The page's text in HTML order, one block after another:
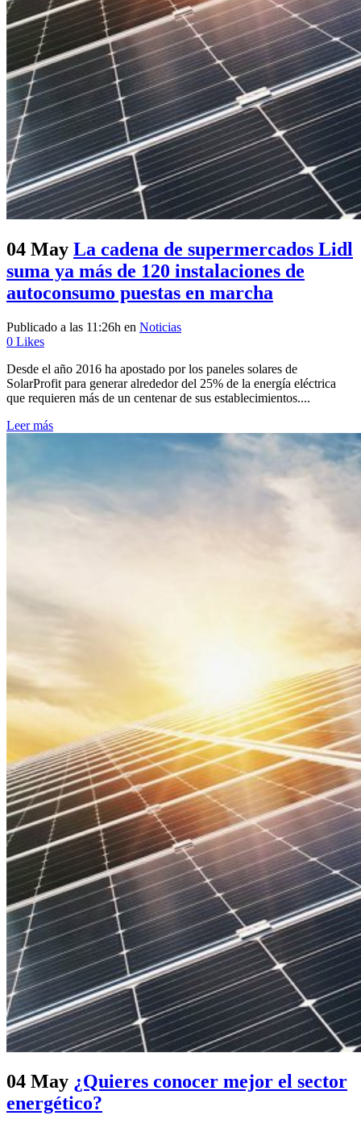
04 May La cadena de supermercados Lidl
suma ya más de 120 instalaciones de
autoconsumo puestas en marcha
Publicado a las 11:26h en Noticias
0 Likes
Desde el año 2016 ha apostado por los paneles solares de
SolarProfit para generar alrededor del 25% de la energía eléctrica
que requieren más de un centenar de sus establecimientos....
Leer más
04 May ¿Quieres conocer mejor el sector
energético?